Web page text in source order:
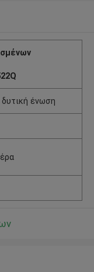
δυτική ένωση